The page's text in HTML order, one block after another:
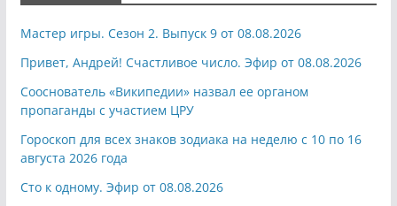
Мастер игры. Сезон 2. Выпуск 9 от 08.08.2026
Привет, Андрей! Счастливое число. Эфир от 08.08.2026
Сооснователь «Википедии» назвал ее органом
пропаганды с участием ЦРУ
Гороскоп для всех знаков зодиака на неделю с 10 по 16
августа 2026 года
Сто к одному. Эфир от 08.08.2026